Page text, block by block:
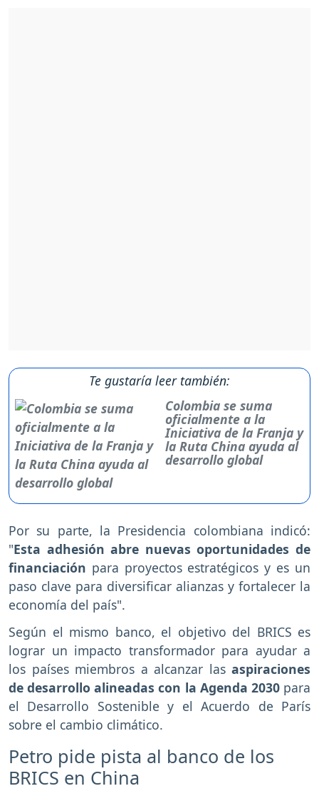
Te gustaría leer también:
Colombia se suma
oficialmente a la
Iniciativa de la Franja y
la Ruta China ayuda al
desarrollo global
Por su parte, la Presidencia colombiana indicó:
"Esta adhesión abre nuevas oportunidades de
financiación para proyectos estratégicos y es un
paso clave para diversificar alianzas y fortalecer la
economía del país".
Según el mismo banco, el objetivo del BRICS es
lograr un impacto transformador para ayudar a
los países miembros a alcanzar las aspiraciones
de desarrollo alineadas con la Agenda 2030 para
el Desarrollo Sostenible y el Acuerdo de París
sobre el cambio climático.
Petro pide pista al banco de los
BRICS en China